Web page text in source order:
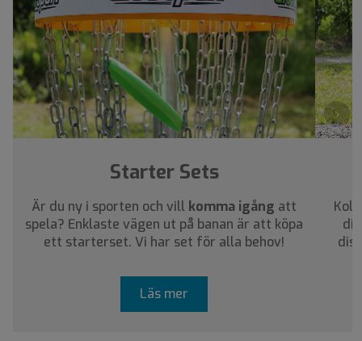
›
Starter Sets
Är du ny i sporten och vill komma igång att
spela? Enklaste vägen ut på banan är att köpa
ett starterset. Vi har set för alla behov!
Läs mer